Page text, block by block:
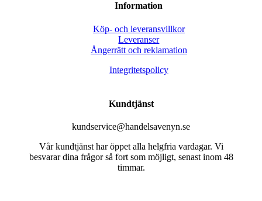
Information
Köp- och leveransvillkor
Leveranser
Ångerrätt och reklamation
Integritetspolicy
Kundtjänst
kundservice@handelsavenyn.se
Vår kundtjänst har öppet alla helgfria vardagar. Vi
besvarar dina frågor så fort som möjligt, senast inom 48
timmar.